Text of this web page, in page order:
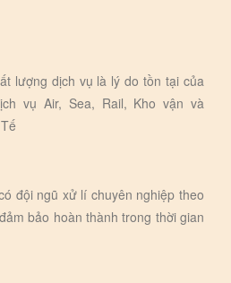
lượng dịch vụ là lý do tồn tại của
vụ Air, Sea, Rail, Kho vận và
đội ngũ xử lí chuyên nghiệp theo
bảo hoàn thành trong thời gian